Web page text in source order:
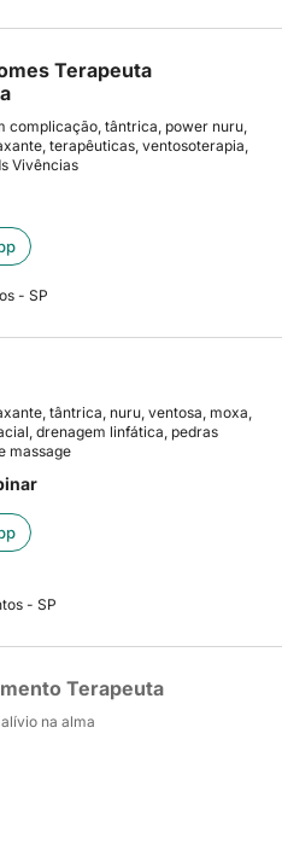
Terapeuta
complicação, tântrica, power nuru,
terapêuticas, ventosoterapia,
Vivências
- SP
tântrica, nuru, ventosa, moxa,
drenagem linfática, pedras
massage
- SP
Terapeuta
na alma